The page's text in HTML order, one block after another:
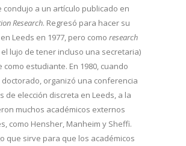
condujo a un artículo publicado en
Research. Regresó para hacer su
Leeds en 1977, pero como research
lujo de tener incluso una secretaria)
como estudiante. En 1980, cuando
organizó una conferencia
de elección discreta en Leeds, a la
muchos académicos externos
como Hensher, Manheim y Sheffi.
que sirve para que los académicos